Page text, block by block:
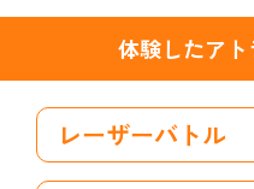
体験したア
レーザーバトル